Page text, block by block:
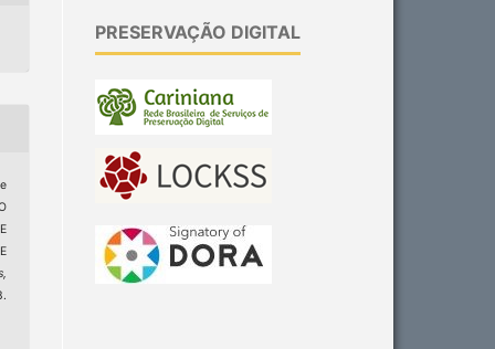
PRESERVAÇÃO DIGITAL